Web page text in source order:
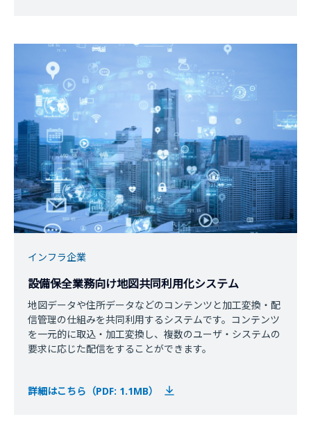
インフラ企業
設備保全業務向け地図共同利用化システム
地図データや住所データなどのコンテンツと加工変換・配
信管理の仕組みを共同利用するシステムです。コンテンツ
を一元的に取込・加工変換し、複数のユーザ・システムの
要求に応じた配信をすることができます。
詳細はこちら（PDF: 1.1MB）